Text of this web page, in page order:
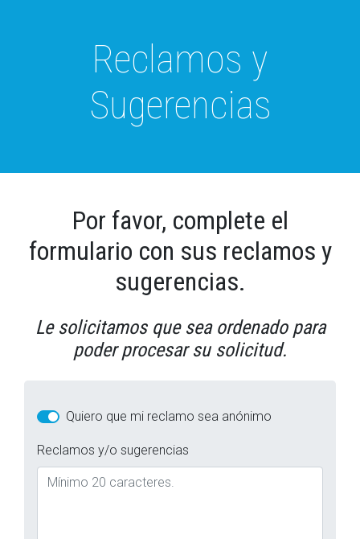
Reclamos y
Sugerencias
Por favor, complete el
formulario con sus reclamos y
sugerencias.
Le solicitamos que sea ordenado para
poder procesar su solicitud.
Quiero que mi reclamo sea anónimo
Reclamos y/o sugerencias